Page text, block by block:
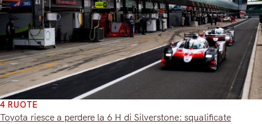
4 RUOTE
Toyota riesce a perdere la 6 H di Silverstone: squalificate